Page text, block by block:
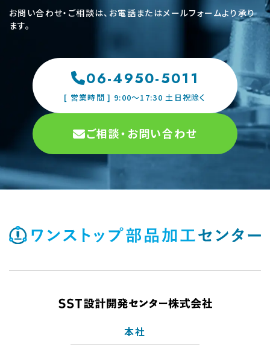
お問い合わせ・ご相談は、お電話またはメールフォームより承り
ます。
06-4950-5011
[ 営業時間 ] 9:00〜17:30 土日祝除く
ご相談・お問い合わせ
本社